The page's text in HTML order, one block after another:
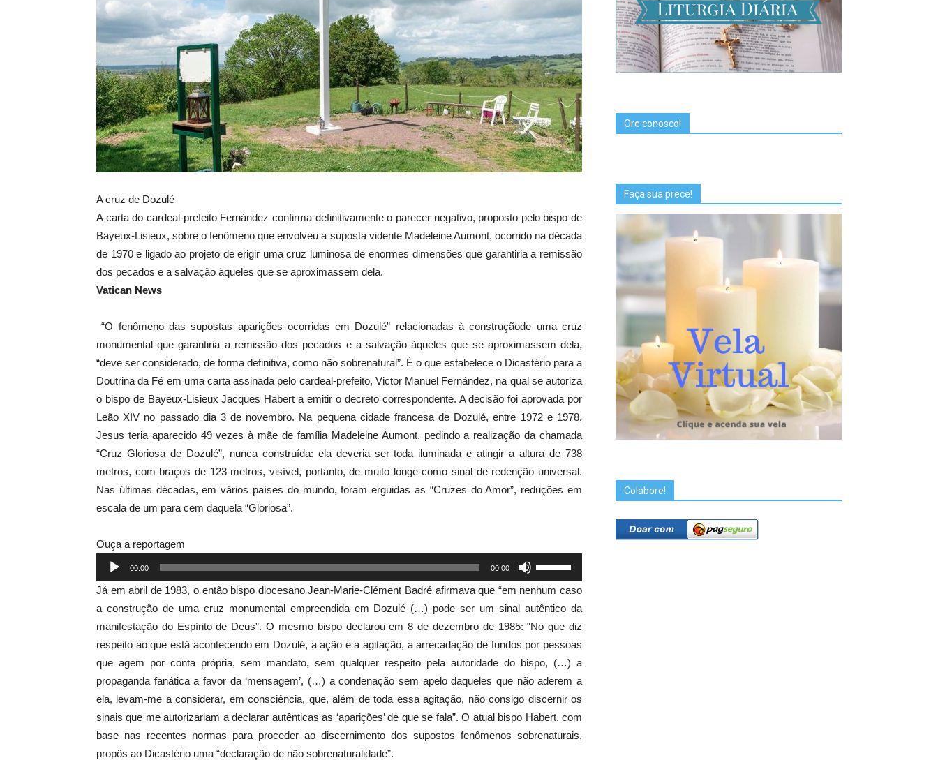
A cruz de Dozulé
A carta do cardeal-prefeito Fernández confirma definitivamente o parecer negativo, proposto pelo bispo de
Bayeux-Lisieux, sobre o fenômeno que envolveu a suposta vidente Madeleine Aumont, ocorrido na década
de 1970 e ligado ao projeto de erigir uma cruz luminosa de enormes dimensões que garantiria a remissão
dos pecados e a salvação àqueles que se aproximassem dela.
Vatican News
“O fenômeno das supostas aparições ocorridas em Dozulé” relacionadas à construçãode uma cruz
monumental que garantiria a remissão dos pecados e a salvação àqueles que se aproximassem dela,
“deve ser considerado, de forma definitiva, como não sobrenatural”. É o que estabelece o Dicastério para a
Doutrina da Fé em uma carta assinada pelo cardeal-prefeito, Victor Manuel Fernández, na qual se autoriza
o bispo de Bayeux-Lisieux Jacques Habert a emitir o decreto correspondente. A decisão foi aprovada por
Leão XIV no passado dia 3 de novembro. Na pequena cidade francesa de Dozulé, entre 1972 e 1978,
Jesus teria aparecido 49 vezes à mãe de família Madeleine Aumont, pedindo a realização da chamada
“Cruz Gloriosa de Dozulé”, nunca construída: ela deveria ser toda iluminada e atingir a altura de 738
metros, com braços de 123 metros, visível, portanto, de muito longe como sinal de redenção universal.
Nas últimas décadas, em vários países do mundo, foram erguidas as “Cruzes do Amor”, reduções em
escala de um para cem daquela “Gloriosa”.
Ouça a reportagem
Tocador
de
áudio
00:00 00:00
as
setas
para
cima
ou
para
baixo
para
aumentar
ou
Já em abril de 1983, o então bispo diocesano Jean-Marie-Clément Badré afirmava que “em nenhum caso
a construção de uma cruz monumental empreendida em Dozulé (…) pode ser um sinal autêntico da
manifestação do Espírito de Deus”. O mesmo bispo declarou em 8 de dezembro de 1985: “No que diz
respeito ao que está acontecendo em Dozulé, a ação e a agitação, a arrecadação de fundos por pessoas
que agem por conta própria, sem mandato, sem qualquer respeito pela autoridade do bispo, (…) a
propaganda fanática a favor da ‘mensagem’, (…) a condenação sem apelo daqueles que não aderem a
ela, levam-me a considerar, em consciência, que, além de toda essa agitação, não consigo discernir os
sinais que me autorizariam a declarar autênticas as ‘aparições’ de que se fala”. O atual bispo Habert, com
base nas recentes normas para proceder ao discernimento dos supostos fenômenos sobrenaturais,
propôs ao Dicastério uma “declaração de não sobrenaturalidade”.
Ore conosco!
Faça sua prece!
Colabore!